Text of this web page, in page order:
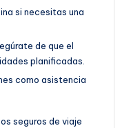
si necesitas una
de que el
planificadas.
como asistencia
seguros de viaje